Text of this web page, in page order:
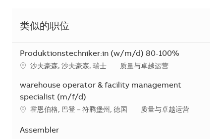
类似的职位
Produktionstechniker:in (w/m/d) 80-100%
地点沙夫豪森, 沙夫豪森, 瑞士 类别
质量与卓越运营
warehouse operator & facility management
specialist (m/f/d)
地点霍恩伯格, 巴登－符腾堡州, 德国 类别
质量与卓越运营
Assembler